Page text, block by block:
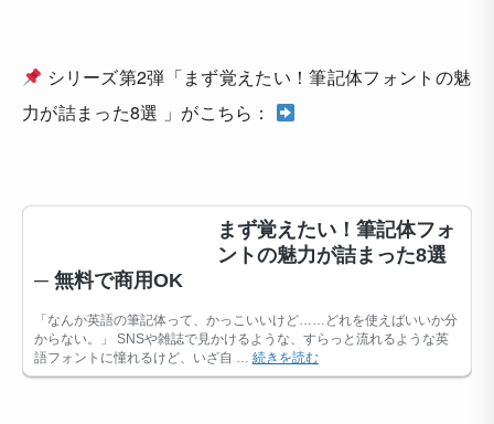
シリーズ第2弾「まず覚えたい！筆記体フォントの魅
力が詰まった8選 」がこちら：